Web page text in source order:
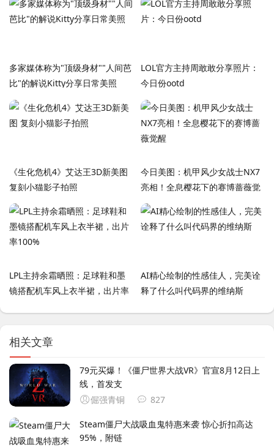
多家媒体称为"顶级身材""人间芭
比"的解说Kitty分享日常美照
LOL官方主持周敢敢分享照片：
今日份ootd️
《生化危机4》艾达王3D新美图
复刻小猫影子拍照
今日美图：机甲风少女战士NX7
亮相！全息樱花下的赛博蔷薇觉
醒
LPL主持余霜晒照：足球鞋和墨
镜搭配机车风上衣半裙，出片率
AI精心绘制的性感佳人，完美诠
释了什么叫代码界的维纳斯
相关文章
79元买爆！《僵尸世界大战VR》官宣8月12日上
线，首发支
倔强青铜
827
Steam僵尸大战吸血鬼特惠来袭 惊心折扣高达
95%，附链